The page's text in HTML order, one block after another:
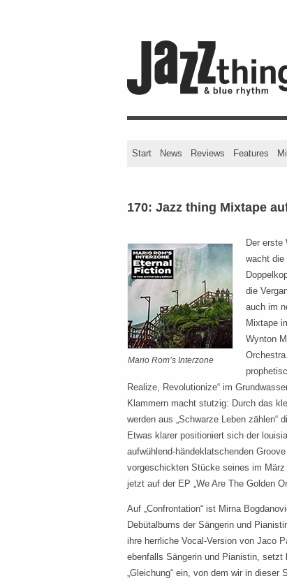
Start News Reviews Features
170: Jazz thing Mixtape
Mario Rom’s Interzone
Der erste
wacht die
die
auch im
Mixtape
Wynton
Realize, Revolutionize“ im
Klammern macht stutzig: Durch das
werden aus „Schwarze Leben zählen“
Etwas klarer positioniert sich der
aufwühlend-händeklatschenden
vorgeschickten Stücke seines im März
jetzt auf der EP „We Are The Golden
Auf „Confrontation“ ist Mirna
Debütalbums der Sängerin und
ihre herrliche Vocal-Version von Jaco
ebenfalls Sängerin und Pianistin, setzt
„Gleichung“ ein, von dem wir in dieser